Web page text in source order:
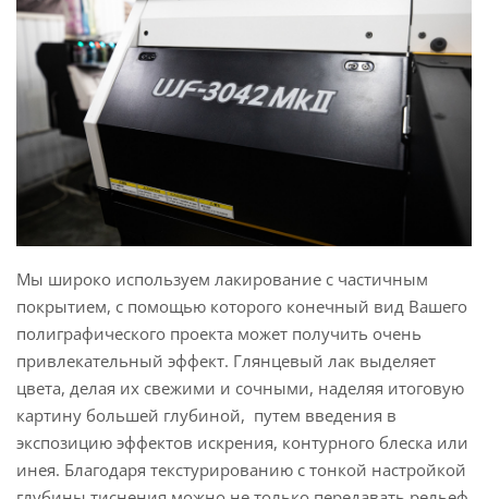
Мы широко используем лакирование с частичным
покрытием, с помощью которого конечный вид Вашего
полиграфического проекта может получить очень
привлекательный эффект. Глянцевый лак выделяет
цвета, делая их свежими и сочными, наделяя итоговую
картину большей глубиной, путем введения в
экспозицию эффектов искрения, контурного блеска или
инея. Благодаря текстурированию с тонкой настройкой